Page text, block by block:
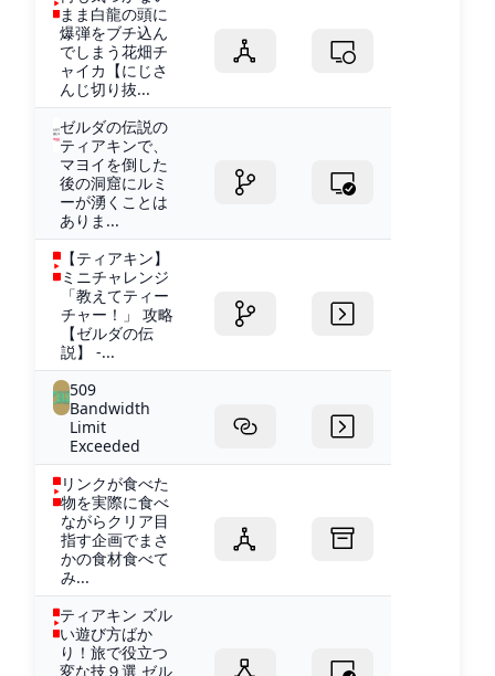
まま白龍の頭に
爆弾をブチ込ん
でしまう花畑チ
ャイカ【にじさ
んじ切り抜...
ゼルダの伝説の
ティアキンで、
マヨイを倒した
後の洞窟にルミ
ーが湧くことは
ありま...
【ティアキン】
ミニチャレンジ
「教えてティー
チャー！」 攻略
【ゼルダの伝
説】 -...
509
Bandwidth
Limit
Exceeded
リンクが食べた
物を実際に食べ
ながらクリア目
指す企画でまさ
かの食材食べて
み...
ティアキン ズル
い遊び方ばか
り！旅で役立つ
変な技９選 ゼル